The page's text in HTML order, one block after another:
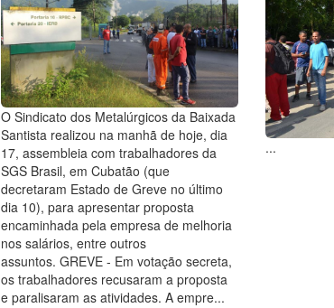
O Sindicato dos Metalúrgicos da Baixada
Santista realizou na manhã de hoje, dia
17, assembleia com trabalhadores da
SGS Brasil, em Cubatão (que
decretaram Estado de Greve no último
dia 10), para apresentar proposta
encaminhada pela empresa de melhoria
nos salários, entre outros
assuntos. GREVE - Em votação secreta,
os trabalhadores recusaram a proposta
e paralisaram as atividades. A empre...
...